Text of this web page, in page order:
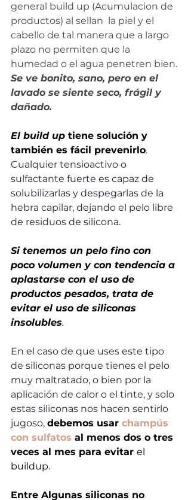
general build up (Acumulacion de
productos) al sellan  la piel y el
cabello de tal manera que a largo
plazo no permiten que la
humedad o el agua penetren bien.
Se ve bonito, sano, pero en el
lavado se siente seco, frágil y
dañado.
El build up tiene solución y
también es fácil prevenirlo.
Cualquier tensioactivo o
sulfactante fuerte es capaz de
solubilizarlas y despegarlas de la
hebra capilar, dejando el pelo libre
de residuos de silicona.
Si tenemos un pelo fino con
poco volumen y con tendencia a
aplastarse con el uso de
productos pesados, trata de
evitar el uso de siliconas
insolubles.
En el caso de que uses este tipo
de siliconas porque tienes el pelo
muy maltratado, o bien por la
aplicación de calor o el tinte, y solo
estas siliconas nos hacen sentirlo
jugoso, debemos usar champús
con sulfatos al menos dos o tres
veces al mes para evitar el
buildup.
Entre Algunas siliconas no